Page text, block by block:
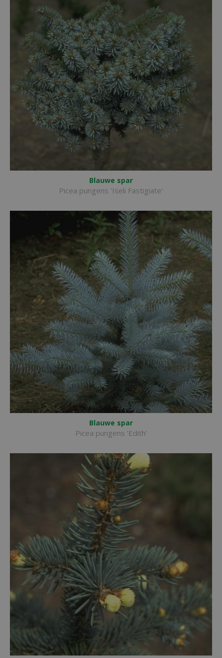
Blauwe spar
Picea pungens 'Iseli Fastigiate'
Blauwe spar
Picea pungens 'Edith'